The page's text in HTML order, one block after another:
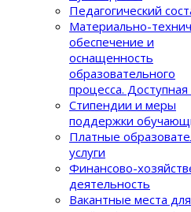
Педагогический
Материально-
обеспечение и
оснащенность
образовательного
процеcса. Доступная
Стипендии и меры
поддержки
Платные
услуги
Финансово-
деятельность
Вакантные места для